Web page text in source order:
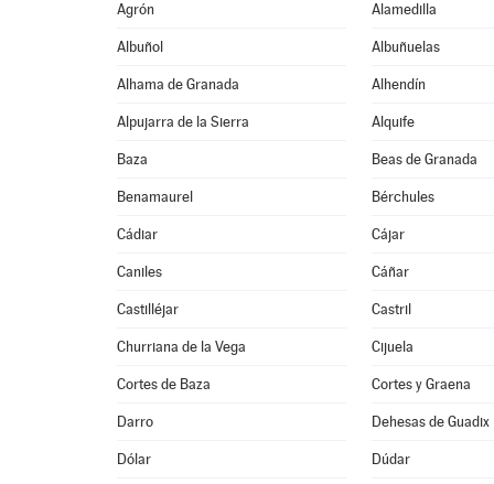
Agrón Alamedilla
Albuñol Albuñuelas
Alhama de Granada Alhendín
Alpujarra de la Sierra Alquife
Baza Beas de Granada
Benamaurel Bérchules
Cádiar Cájar
Caniles Cáñar
Castilléjar Castril
Churriana de la Vega Cijuela
Cortes de Baza Cortes y Graena
Darro Dehesas de Guadix
Dólar Dúdar